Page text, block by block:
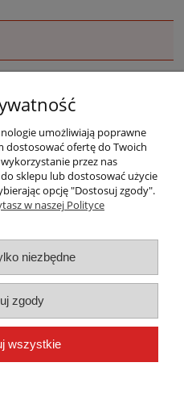
i dostawa
umożliwiają poprawne
dostosować ofertę do Twoich
przez nas
sklepu lub dostosować użycie
opcję "Dostosuj zgody".
w naszej Polityce
niezbędne
zgody
wszystkie